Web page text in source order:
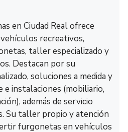
en Ciudad Real ofrece
recreativos,
taller especializado y
Destacan por su
soluciones a medida y
e instalaciones (mobiliario,
además de servicio
Su taller propio y atención
furgonetas en vehículos